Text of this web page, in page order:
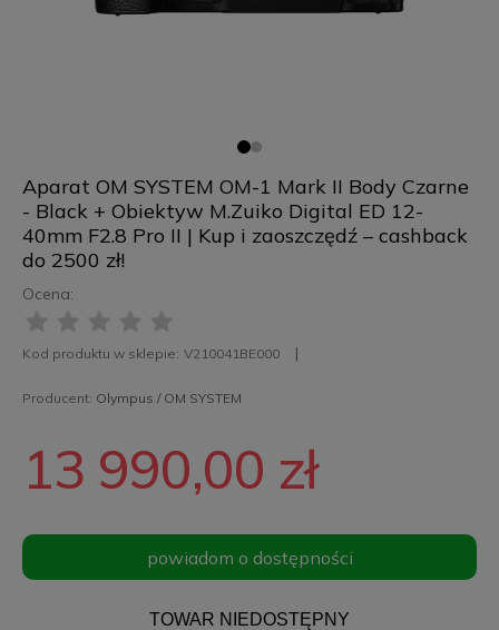
Aparat OM SYSTEM OM-1 Mark II Body Czarne
- Black + Obiektyw M.Zuiko Digital ED 12-
40mm F2.8 Pro II | Kup i zaoszczędź – cashback
do 2500 zł!
Ocena:
Kod produktu w sklepie: V210041BE000
Producent: Olympus / OM SYSTEM
13 990,00 zł
powiadom o dostępności
TOWAR NIEDOSTĘPNY